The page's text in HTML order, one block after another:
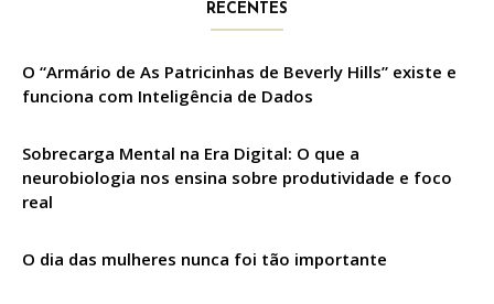
RECENTES
O “Armário de As Patricinhas de Beverly Hills” existe e
funciona com Inteligência de Dados
Sobrecarga Mental na Era Digital: O que a
neurobiologia nos ensina sobre produtividade e foco
real
O dia das mulheres nunca foi tão importante